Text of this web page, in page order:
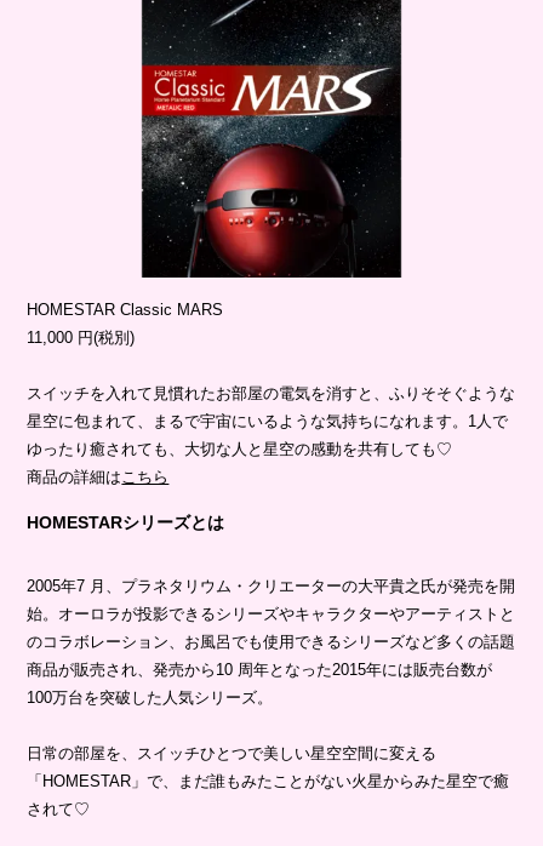
HOMESTAR Classic MARS
11,000 円(税別)
スイッチを入れて見慣れたお部屋の電気を消すと、ふりそそぐような
星空に包まれて、まるで宇宙にいるような気持ちになれます。1人で
ゆったり癒されても、大切な人と星空の感動を共有しても♡
商品の詳細はこちら
HOMESTARシリーズとは
2005年7 月、プラネタリウム・クリエーターの大平貴之氏が発売を開
始。オーロラが投影できるシリーズやキャラクターやアーティストと
のコラボレーション、お風呂でも使用できるシリーズなど多くの話題
商品が販売され、発売から10 周年となった2015年には販売台数が
100万台を突破した人気シリーズ。
日常の部屋を、スイッチひとつで美しい星空空間に変える
「HOMESTAR」で、まだ誰もみたことがない火星からみた星空で癒
されて♡